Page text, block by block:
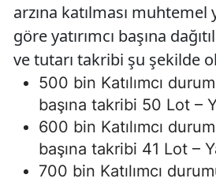
arzına katılması muhtemel
göre yatırımcı başına
ve tutarı takribi şu şekilde
500 bin Katılımcı
başına takribi 50 Lot –
600 bin Katılımcı
başına takribi 41 Lot –
700 bin Katılımcı